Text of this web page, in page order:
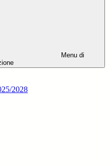
Menu di
2028